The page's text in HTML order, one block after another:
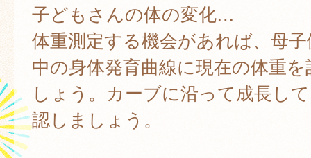
子どもさんの体の変化…
体重測定する機会があれば、母
中の身体発育曲線に現在の体重
しょう。カーブに沿って成長し
認しましょう。